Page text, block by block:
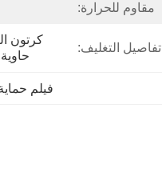
مقاوم للحرارة:
تفاصيل التغليف:
حاوية 1 × 20 قدم 195000㎡.
فيلم